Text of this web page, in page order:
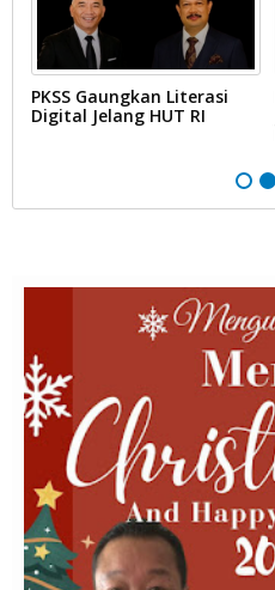
PKSS Gaungkan Literasi
Digital Jelang HUT RI